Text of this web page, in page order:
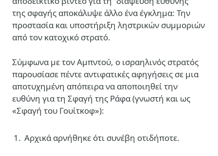
της σφαγής αποκάλυψε άλλο ένα έγκλημα: Την
προστασία και υποστήριξη ληστρικών συμμοριών
από τον κατοχικό στρατό.
Σύμφωνα με τον Αμπντού, ο ισραηλινός στρατός
παρουσίασε πέντε αντιφατικές αφηγήσεις σε μια
αποτυχημένη απόπειρα να αποποιηθεί την
ευθύνη για τη Σφαγή της Ράφα (γνωστή και ως
«Σφαγή του Γουίτκοφ»):
Αρχικά αρνήθηκε ότι συνέβη οτιδήποτε.